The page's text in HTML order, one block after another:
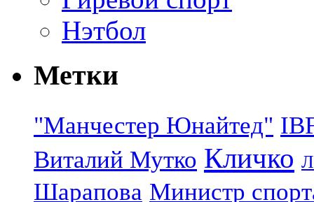
Нэтбол
Метки
"Манчестер Юнайтед"
Виталий Мутко Кличко
Шарапова Министр